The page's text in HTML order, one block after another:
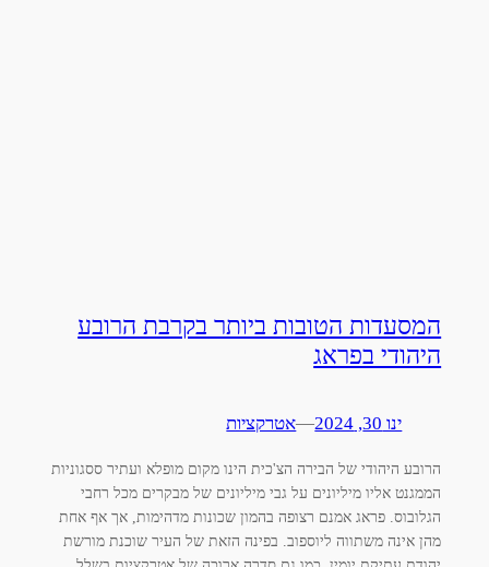
המסעדות הטובות ביותר בקרבת הרובע
היהודי בפראג
ינו 30, 2024 —אטרקציות
הרובע היהודי של הבירה הצ'כית הינו מקום מופלא ועתיר ססגוניות
הממגנט אליו מיליונים על גבי מיליונים של מבקרים מכל רחבי
הגלובוס. פראג אמנם רצופה בהמון שכונות מדהימות, אך אף אחת
מהן אינה משתווה ליוספוב. בפינה הזאת של העיר שוכנת מורשת